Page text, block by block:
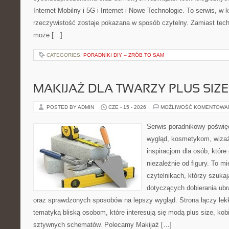
Internet Mobilny i 5G i Internet i Nowe Technologie. To serwis, w
rzeczywistość zostaje pokazana w sposób czytelny. Zamiast
może […]
CATEGORIES: PORADNIKI DIY – ZRÓB TO SAM
MAKIJAŻ DLA TWARZY PLUS SIZE
POSTED BY ADMIN CZE - 15 - 2026 MOŻLIWOŚĆ
Serwis poradnikowy
wygląd, kosmetykom,
inspiracjom dla osób,
niezależnie od figury. To
czytelnikach, którzy
dotyczących dobierania
oraz sprawdzonych sposobów na lepszy wygląd. Strona łączy
tematyką bliską osobom, które interesują się modą plus size,
sztywnych schematów. Polecamy Makijaż […]